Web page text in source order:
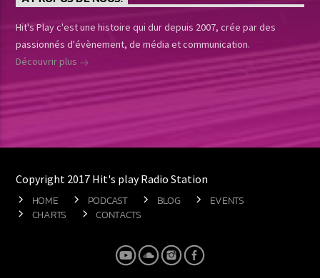
Hit's Play c'est une histoire qui dur depuis 2007, crée par des
passionnés d'évènement, de média et communication.
Découvrir plus
Copyright 2017 Hit's play Radio Station
HOME PODCAST BLOG
EVENTS
CHARTS
CONTACTS